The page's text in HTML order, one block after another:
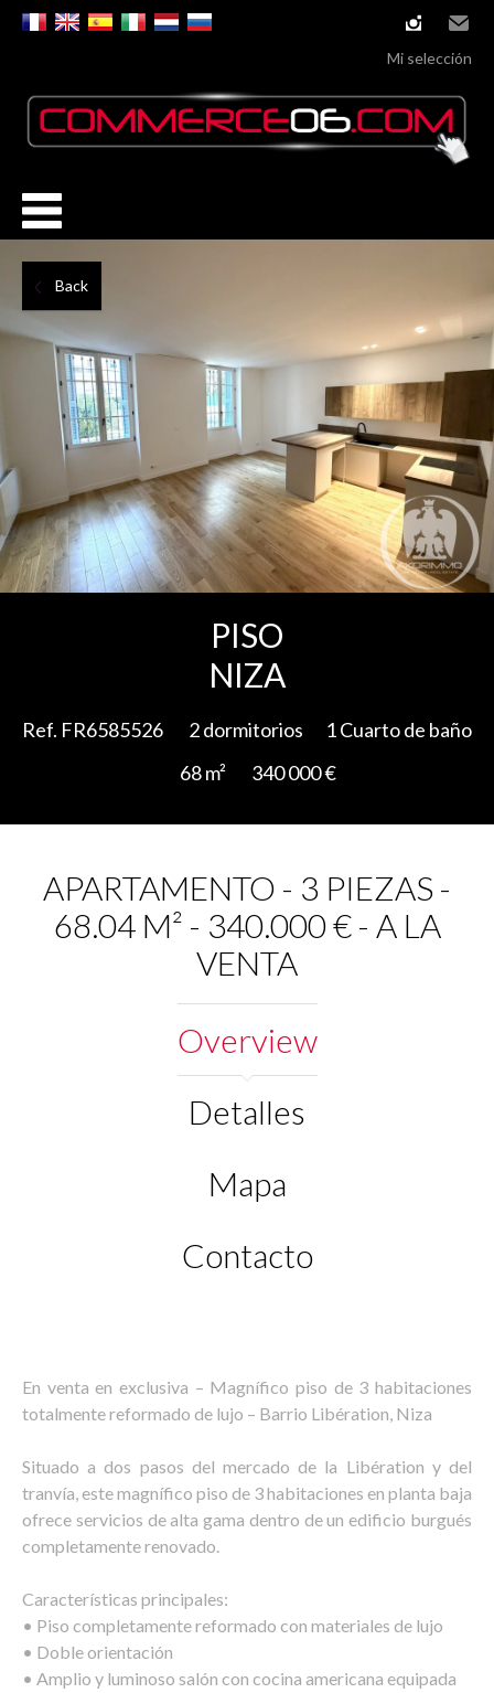
instagram
Email
Mi selección
Back
PISO
NIZA
Ref. FR6585526 2 dormitorios
1 Cuarto de baño
68 m²
340 000 €
APARTAMENTO - 3 PIEZAS -
68.04 M² - 340.000 € - A LA
VENTA
Overview
Detalles
Mapa
Contacto
En venta en exclusiva – Magnífico piso de 3 habitaciones
totalmente reformado de lujo – Barrio Libération, Niza
Situado a dos pasos del mercado de la Libération y del
tranvía, este magnífico piso de 3 habitaciones en planta baja
ofrece servicios de alta gama dentro de un edificio burgués
completamente renovado.
Características principales:
• Piso completamente reformado con materiales de lujo
• Doble orientación
• Amplio y luminoso salón con cocina americana equipada